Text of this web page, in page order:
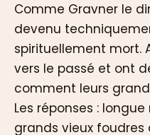
Comme Gravner le
devenu
spirituellement mort.
vers le passé et ont
comment leurs
Les réponses :
grands vieux foudres